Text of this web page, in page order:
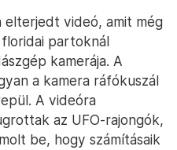
elterjedt videó, amit még
partoknál
kamerája. A
a kamera ráfókuszál
A videóra
az UFO-rajongók,
be, hogy számításaik